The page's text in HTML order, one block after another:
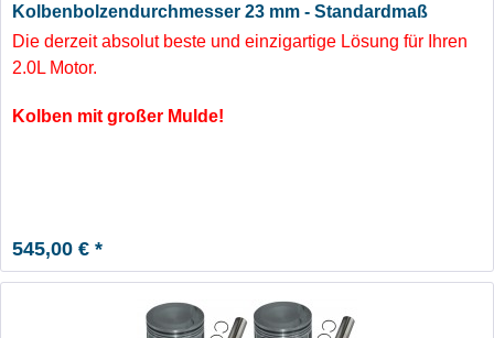
Kolbenbolzendurchmesser 23 mm - Standardmaß
(große Mulde)
Die derzeit absolut beste und einzigartige Lösung für Ihren
2.0L Motor.
Kolben mit großer Mulde!
545,00 € *